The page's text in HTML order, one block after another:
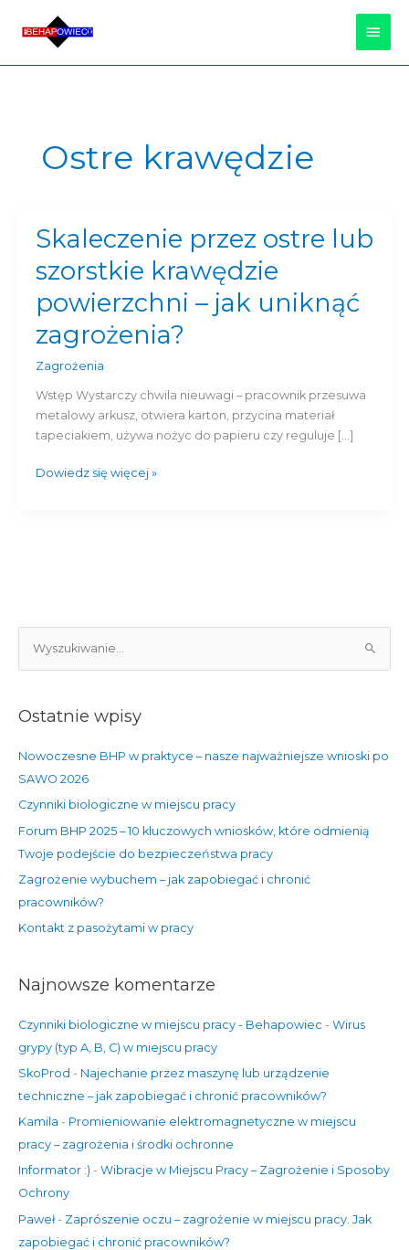
Ostre krawędzie
Skaleczenie przez ostre lub
szorstkie krawędzie
powierzchni – jak uniknąć
zagrożenia?
Zagrożenia
Wstęp Wystarczy chwila nieuwagi – pracownik przesuwa
metalowy arkusz, otwiera karton, przycina materiał
tapeciakiem, używa nożyc do papieru czy reguluje […]
Skaleczenie
przez
ostre
szorstkie
krawędzie
powierzchni
–
jak
uniknąć
zagrożenia?
Dowiedz się więcej »
z
k
a
Ostatnie wpisy
Nowoczesne BHP w praktyce – nasze najważniejsze wnioski po
SAWO 2026
Czynniki biologiczne w miejscu pracy
Forum BHP 2025 – 10 kluczowych wniosków, które odmienią
Twoje podejście do bezpieczeństwa pracy
Zagrożenie wybuchem – jak zapobiegać i chronić
pracowników?
Kontakt z pasożytami w pracy
Najnowsze komentarze
Czynniki biologiczne w miejscu pracy - Behapowiec - Wirus
grypy (typ A, B, C) w miejscu pracy
SkoProd - Najechanie przez maszynę lub urządzenie
techniczne – jak zapobiegać i chronić pracowników?
Kamila - Promieniowanie elektromagnetyczne w miejscu
pracy – zagrożenia i środki ochronne
Informator :) - Wibracje w Miejscu Pracy – Zagrożenie i Sposoby
Ochrony
Paweł- Zaprószenie oczu – zagrożenie w miejscu pracy. Jak
zapobiegać i chronić pracowników?